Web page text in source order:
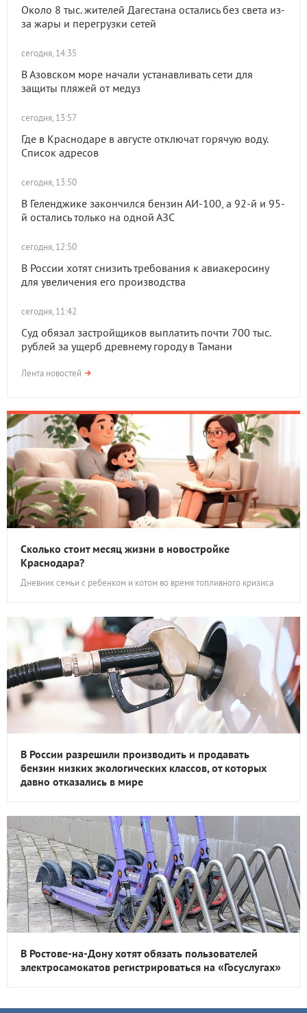
Около 8 тыс. жителей Дагестана остались без света из-
за жары и перегрузки сетей
сегодня, 14:35
В Азовском море начали устанавливать сети для
защиты пляжей от медуз
сегодня, 13:57
Где в Краснодаре в августе отключат горячую воду.
Список адресов
сегодня, 13:50
В Геленджике закончился бензин АИ-100, а 92-й и 95-
й остались только на одной АЗС
сегодня, 12:50
В России хотят снизить требования к авиакеросину
для увеличения его производства
сегодня, 11:42
Суд обязал застройщиков выплатить почти 700 тыс.
рублей за ущерб древнему городу в Тамани
Лента новостей
Сколько стоит месяц жизни в новостройке
Краснодара?
Дневник семьи с ребенком и котом во время топливного кризиса
В России разрешили производить и продавать
бензин низких экологических классов, от которых
давно отказались в мире
В Ростове-на-Дону хотят обязать пользователей
электросамокатов регистрироваться на «Госуслугах»